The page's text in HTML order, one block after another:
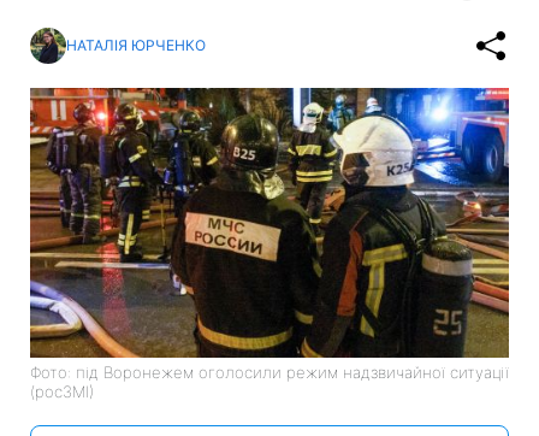
НАТАЛІЯ ЮРЧЕНКО
Фото: під Воронежем оголосили режим надзвичайної ситуації
(росЗМІ)